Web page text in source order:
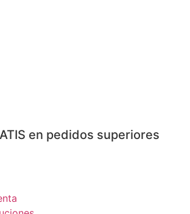
en pedidos superiores